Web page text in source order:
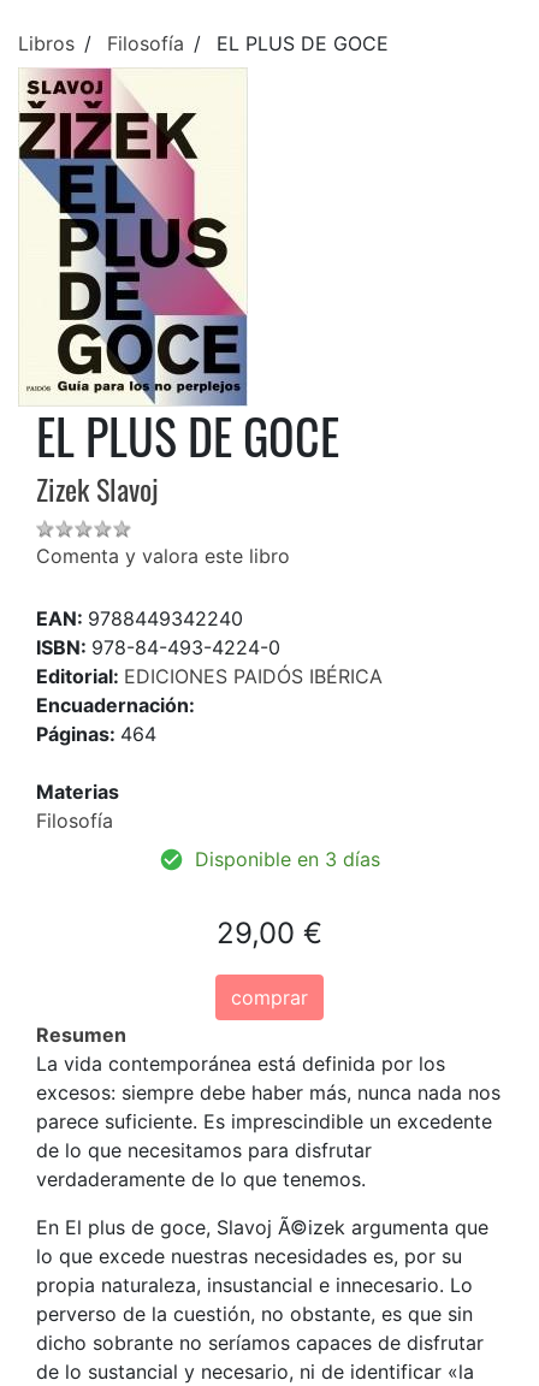
Libros Filosofía EL PLUS DE GOCE
EL PLUS DE GOCE
Zizek Slavoj
Comenta y valora este libro
EAN: 9788449342240
ISBN: 978-84-493-4224-0
Editorial: EDICIONES PAIDÓS IBÉRICA
Encuadernación:
Páginas: 464
Materias
Filosofía
Disponible en 3 días
29,00 €
comprar
Resumen
La vida contemporánea está definida por los
excesos: siempre debe haber más, nunca nada nos
parece suficiente. Es imprescindible un excedente
de lo que necesitamos para disfrutar
verdaderamente de lo que tenemos.
En El plus de goce, Slavoj Ã©izek argumenta que
lo que excede nuestras necesidades es, por su
propia naturaleza, insustancial e innecesario. Lo
perverso de la cuestión, no obstante, es que sin
dicho sobrante no seríamos capaces de disfrutar
de lo sustancial y necesario, ni de identificar «la